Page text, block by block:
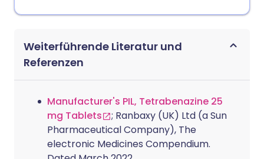
Weiterführende Literatur und
Referenzen
Manufacturer's PIL, Tetrabenazine 25
mg Tablets
; Ranbaxy (UK) Ltd (a Sun
Pharmaceutical Company), The
electronic Medicines Compendium.